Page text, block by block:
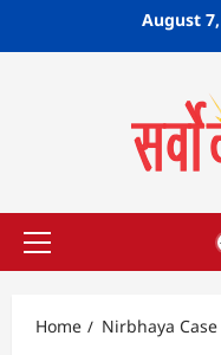
August
Primary
Home Nirbhaya Case